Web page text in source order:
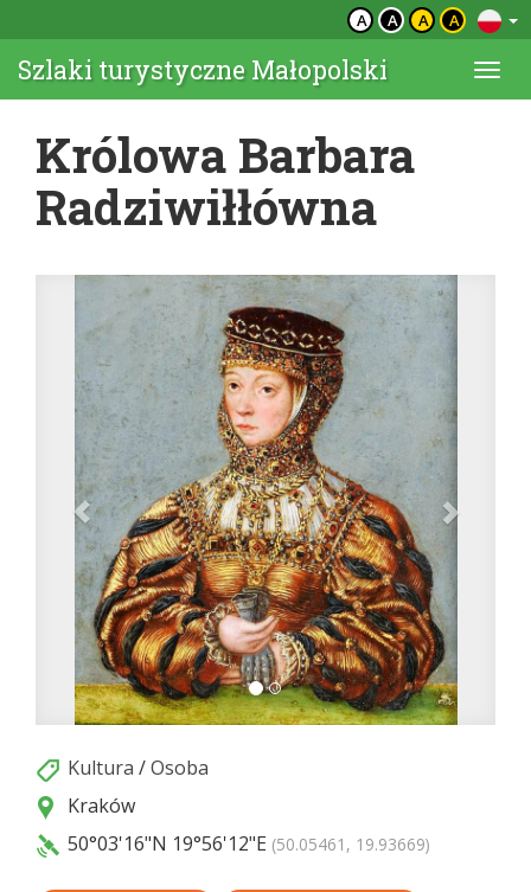
A A A A
Szlaki turystyczne Małopolski
Królowa Barbara
Radziwiłłówna
Kultura /Osoba
Kraków
50°03'16"N 19°56'12"E (50.05461, 19.93669)